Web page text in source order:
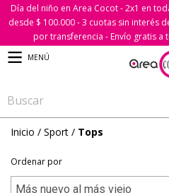
Día del niño en Area Cocot - 2x1 en
desde $ 100.000 - 3 cuotas sin interés
por transferencia - Envío gratis a
MENÚ
Inicio / Sport / Tops
Ordenar por